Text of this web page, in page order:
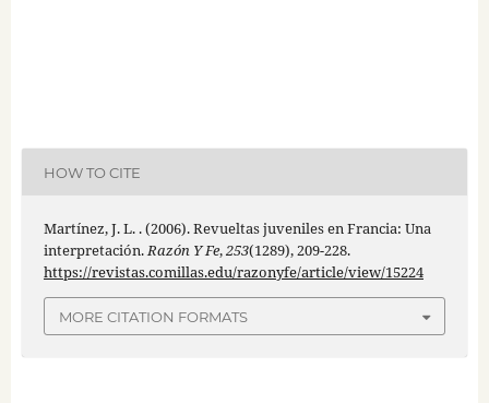
HOW TO CITE
Martínez, J. L. . (2006). Revueltas juveniles en Francia: Una
interpretación.Razón Y Fe,253(1289), 209-228.
https://revistas.comillas.edu/razonyfe/article/view/15224
MORE CITATION FORMATS